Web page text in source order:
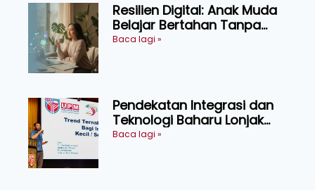
Resilien Digital: Anak Muda
Belajar Bertahan Tanpa
Perlu Menekan Diri
Baca lagi »
Pendekatan Integrasi dan
Teknologi Baharu Lonjak
Produktiviti Ternakan
Baca lagi »